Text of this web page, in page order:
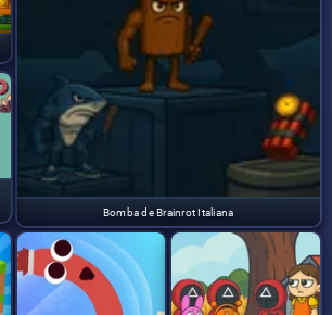
Bomba de Brainrot Italiana